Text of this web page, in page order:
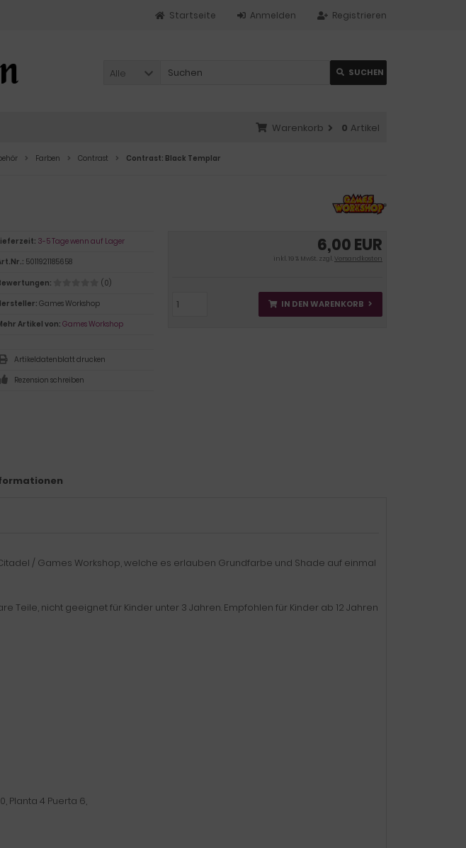
Registrieren
Anmelden
Startseite
Alle SUCHEN
Warenkorb 0 Artikel
Farben Contrast Contrast: Black Templar
6,00 EUR
inkl. 19 % MwSt. zzgl.Versandkosten
IN DEN WARENKORB
3-5 Tage wenn auf Lager
5011921185658
(0)
Games Workshop
Artikel von: Games Workshop
Artikeldatenblatt drucken
Rezension schreiben
/ Games Workshop, welche es erlauben Grundfarbe und Shade auf einmal
Teile, nicht geeignet für Kinder unter 3 Jahren. Empfohlen für Kinder ab 12 Jahren
Planta 4 Puerta 6,